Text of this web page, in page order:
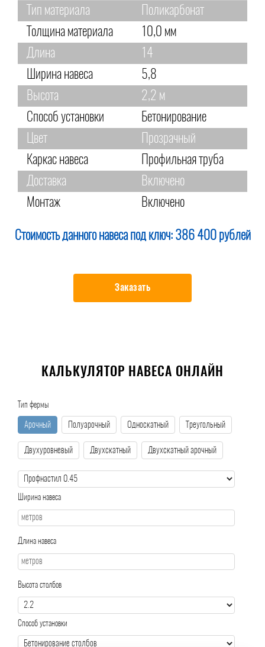
Тип материала
Поликарбонат
Толщина материала
10,0 мм
Длина
14
Ширина навеса
5,8
Высота
2,2 м
Способ установки
Бетонирование
Цвет
Прозрачный
Каркас навеса
Профильная труба
Доставка
Включено
Монтаж
Включено
Стоимость данного навеса под ключ: 386 400 рублей
Заказать
КАЛЬКУЛЯТОР НАВЕСА ОНЛАЙН
Тип фермы
Арочный Полуарочный Односкатный Треугольный
Двухуровневый Двухскатный Двухскатный арочный
Ширина навеса
Длина навеса
Высота столбов
Способ установки